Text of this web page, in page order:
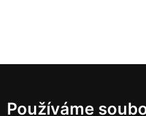
Používáme